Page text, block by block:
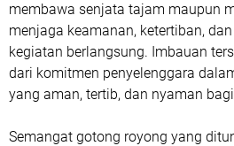
membawa senjata tajam maupun
menjaga keamanan, ketertiban,
kegiatan berlangsung. Imbauan
dari komitmen penyelenggara
yang aman, tertib, dan nyaman
Semangat gotong royong yang